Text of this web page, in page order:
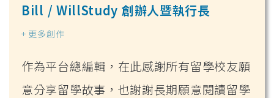
Bill / WillStudy 創辦人暨執行長
+ 更多創作
作為平台總編輯，在此感謝所有留學校友願
意分享留學故事，也謝謝長期願意閱讀留學